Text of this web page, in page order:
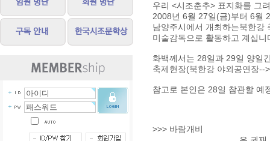
우리 <시조춘추> 표지화를 그
2008년 6월 27일(금)부터 6월
남양주시에서 개최하는북한강
미술감독으로 활동하고 계십니
화백께서는 28일과 29일 양일
축제현장(북한강 야외공연장--
참고로 본인은 28일 참관할 예
>>> 바람개비